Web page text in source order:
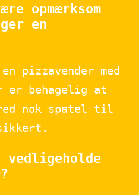
opmærksom
en
pizzavender med
er behagelig at
nok spatel til
vedligeholde